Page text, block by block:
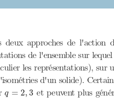
approches de l'action
de l'ensemble sur
les représentations), sur
d'un solide).
q = 2, 3
q ,3
et peuvent plus